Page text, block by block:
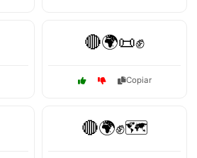
🔴🌍📜✊
Copiar
🔴🌍✊🗺️